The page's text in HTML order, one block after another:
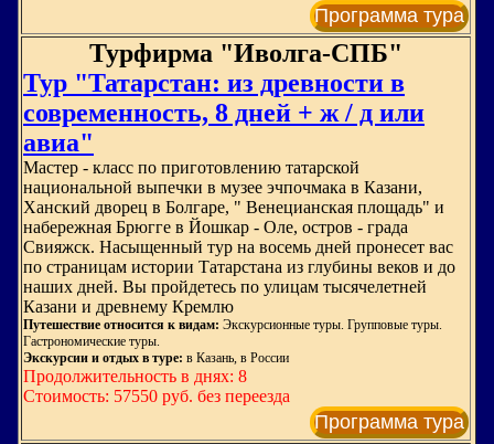
Программа тура
Турфирма "Иволга-СПБ"
Тур "Татарстан: из древности в
современность, 8 дней + ж / д или
авиа"
Мастер - класс по приготовлению татарской
национальной выпечки в музее эчпочмака в Казани,
Ханский дворец в Болгаре, " Венецианская площадь" и
набережная Брюгге в Йошкар - Оле, остров - града
Свияжск. Насыщенный тур на восемь дней пронесет вас
по страницам истории Татарстана из глубины веков и до
наших дней. Вы пройдетесь по улицам тысячелетней
Казани и древнему Кремлю
Путешествие относится к видам: Экскурсионные туры. Групповые туры.
Гастрономические туры.
Экскурсии и отдых в туре: в Казань, в России
Продолжительность в днях: 8
Стоимость: 57550 руб. без переезда
Программа тура